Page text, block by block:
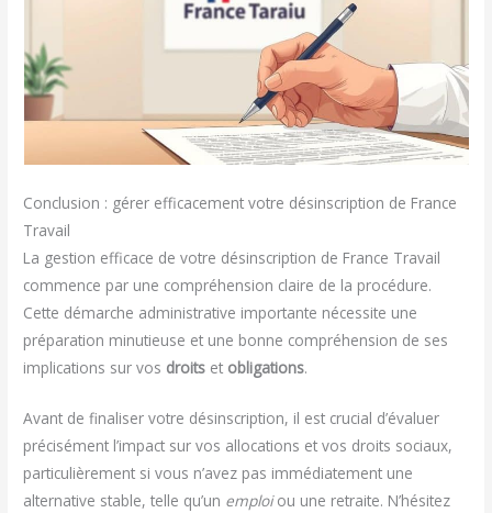
Conclusion : gérer efficacement votre désinscription de France
Travail
La gestion efficace de votre désinscription de France Travail
commence par une compréhension claire de la procédure.
Cette démarche administrative importante nécessite une
préparation minutieuse et une bonne compréhension de ses
implications sur vos droits et obligations.
Avant de finaliser votre désinscription, il est crucial d’évaluer
précisément l’impact sur vos allocations et vos droits sociaux,
particulièrement si vous n’avez pas immédiatement une
alternative stable, telle qu’un emploiou une retraite. N’hésitez